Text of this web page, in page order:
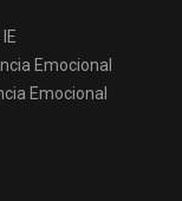
Emocional
Emocional